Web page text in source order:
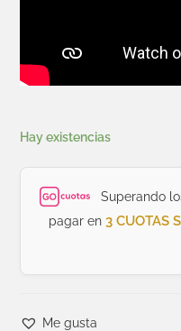
Hay existencias
Superando
pagar en 3 CUOTAS
Me gusta